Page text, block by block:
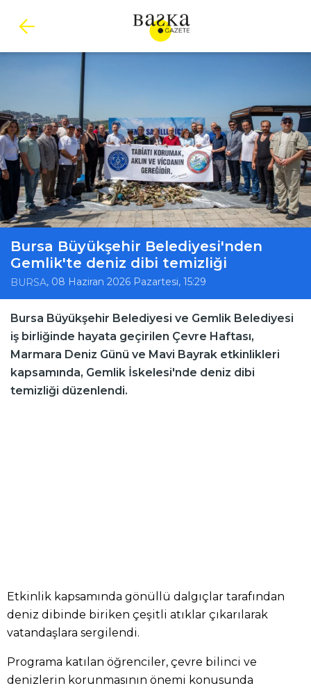
Bursa Büyükşehir Belediyesi'nden
Gemlik'te deniz dibi temizliği
BURSA, 08 Haziran 2026 Pazartesi, 15:29
Bursa Büyükşehir Belediyesi ve Gemlik Belediyesi
iş birliğinde hayata geçirilen Çevre Haftası,
Marmara Deniz Günü ve Mavi Bayrak etkinlikleri
kapsamında, Gemlik İskelesi'nde deniz dibi
temizliği düzenlendi.
Etkinlik kapsamında gönüllü dalgıçlar tarafından
deniz dibinde biriken çeşitli atıklar çıkarılarak
vatandaşlara sergilendi.
Programa katılan öğrenciler, çevre bilinci ve
denizlerin korunmasının önemi konusunda